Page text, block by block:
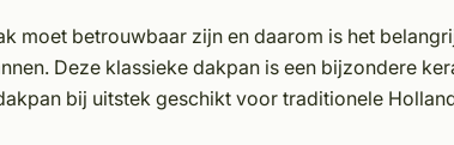
moet betrouwbaar zijn en daarom is het
Deze klassieke dakpan is een bijzondere
bij uitstek geschikt voor traditionele